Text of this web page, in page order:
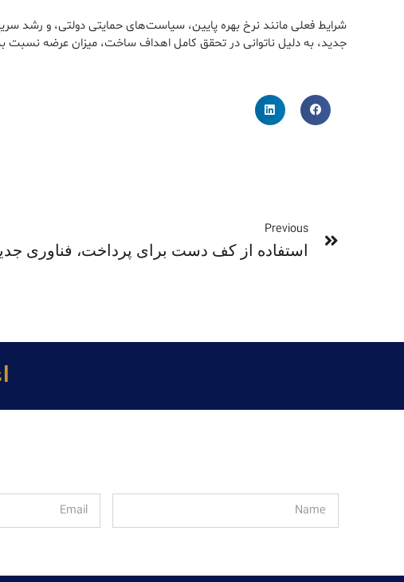
شرایط فعلی مانند نرخ بهره پایین، سیاست‌های حمایتی دولتی، و رشد
جدید، به دلیل ناتوانی در تحقق کامل اهداف ساخت، میزان عرضه نسبت
Previous